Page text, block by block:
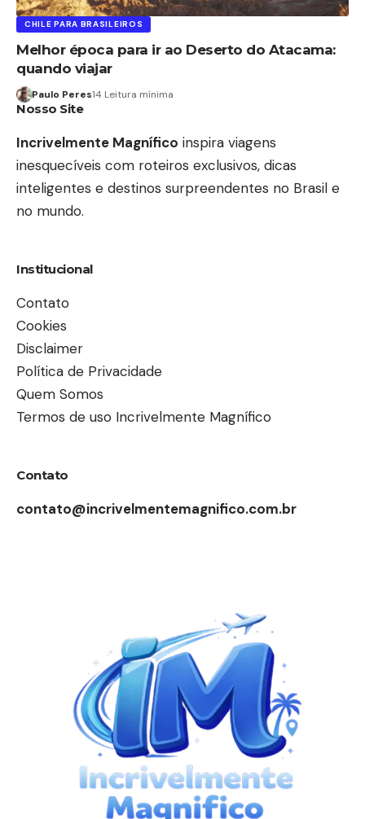
CHILE PARA BRASILEIROS
Melhor época para ir ao Deserto do Atacama:
quando viajar
Paulo Peres14 Leitura mínima
Nosso Site
Incrivelmente Magnífico inspira viagens
inesquecíveis com roteiros exclusivos, dicas
inteligentes e destinos surpreendentes no Brasil e
no mundo.
Institucional
Contato
Cookies
Disclaimer
Política de Privacidade
Quem Somos
Termos de uso Incrivelmente Magnífico
Contato
contato@incrivelmentemagnifico.com.br